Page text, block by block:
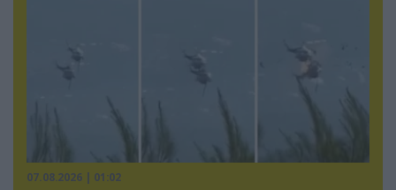
07.08.2026 | 01:02